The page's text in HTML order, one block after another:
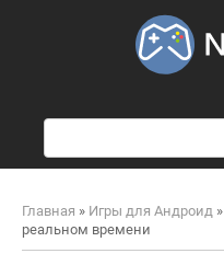
Главная » Игры для Андроид »
реальном времени